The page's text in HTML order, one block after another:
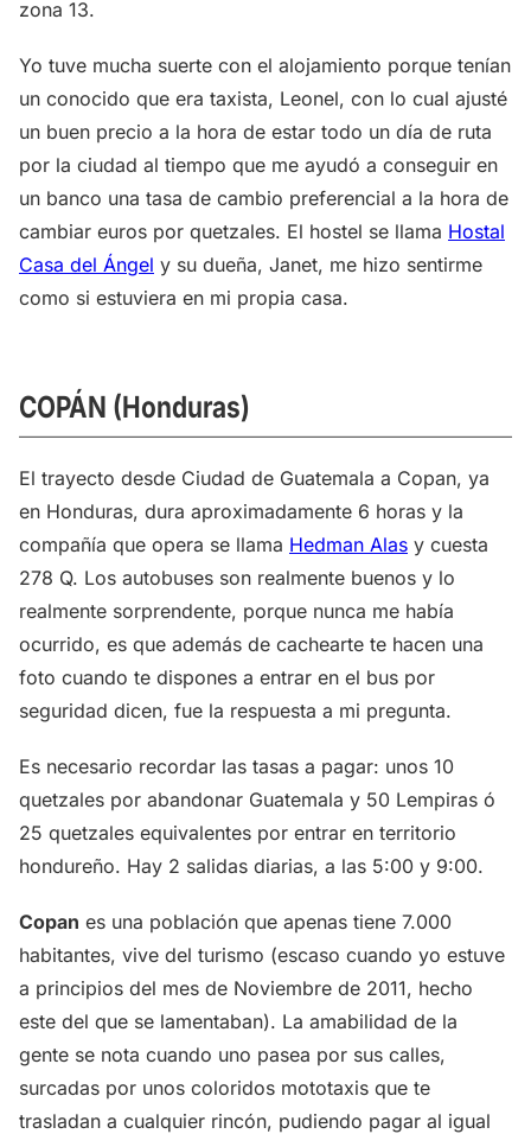
zona 13.
Yo tuve mucha suerte con el alojamiento porque tenían
un conocido que era taxista, Leonel, con lo cual ajusté
un buen precio a la hora de estar todo un día de ruta
por la ciudad al tiempo que me ayudó a conseguir en
un banco una tasa de cambio preferencial a la hora de
cambiar euros por quetzales. El hostel se llama Hostal
Casa del Ángel y su dueña, Janet, me hizo sentirme
como si estuviera en mi propia casa.
COPÁN (Honduras)
El trayecto desde Ciudad de Guatemala a Copan, ya
en Honduras, dura aproximadamente 6 horas y la
compañía que opera se llama Hedman Alas y cuesta
278 Q. Los autobuses son realmente buenos y lo
realmente sorprendente, porque nunca me había
ocurrido, es que además de cachearte te hacen una
foto cuando te dispones a entrar en el bus por
seguridad dicen, fue la respuesta a mi pregunta.
Es necesario recordar las tasas a pagar: unos 10
quetzales por abandonar Guatemala y 50 Lempiras ó
25 quetzales equivalentes por entrar en territorio
hondureño. Hay 2 salidas diarias, a las 5:00 y 9:00.
Copan es una población que apenas tiene 7.000
habitantes, vive del turismo (escaso cuando yo estuve
a principios del mes de Noviembre de 2011, hecho
este del que se lamentaban). La amabilidad de la
gente se nota cuando uno pasea por sus calles,
surcadas por unos coloridos mototaxis que te
trasladan a cualquier rincón, pudiendo pagar al igual